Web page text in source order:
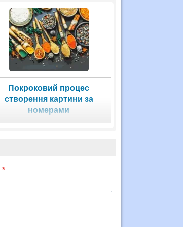
Покроковий процес
створення картини за
номерами
*